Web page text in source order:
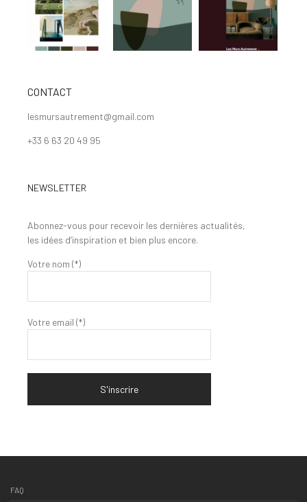
CONTACT
lesmursautrement@gmail.com
+33 6 63 20 49 95
NEWSLETTER
Abonnez-vous pour recevoir les dernières actualités,
les idées d’inspiration et bien plus encore.
Votre nom (*)
Votre email (*)
FAQ